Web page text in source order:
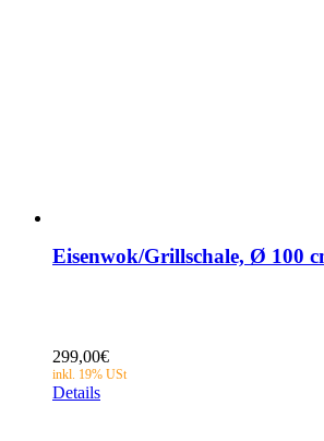
Eisenwok/Grillschale, Ø 100
299,00€
Details